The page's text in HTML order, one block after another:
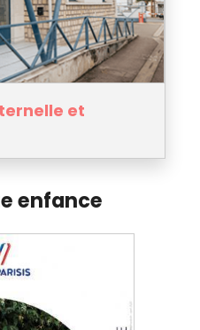
et
enfance